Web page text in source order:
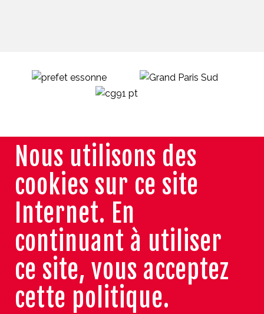
Nous utilisons des
cookies sur ce site
Internet. En
continuant à utiliser
ce site, vous acceptez
cette politique.